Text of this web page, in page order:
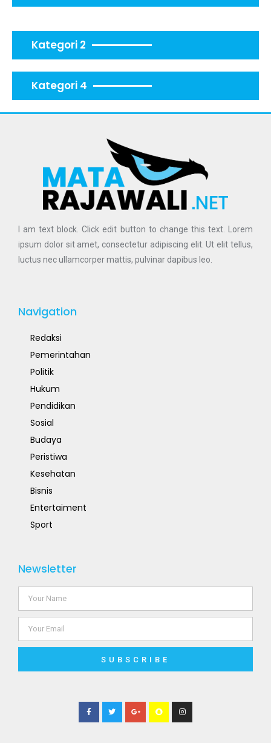
Kategori 2
Kategori 4
I am text block. Click edit button to change this text. Lorem
ipsum dolor sit amet, consectetur adipiscing elit. Ut elit tellus,
luctus nec ullamcorper mattis, pulvinar dapibus leo.
Navigation
Redaksi
Pemerintahan
Politik
Hukum
Pendidikan
Sosial
Budaya
Peristiwa
Kesehatan
Bisnis
Entertaiment
Sport
Newsletter
SUBSCRIBE